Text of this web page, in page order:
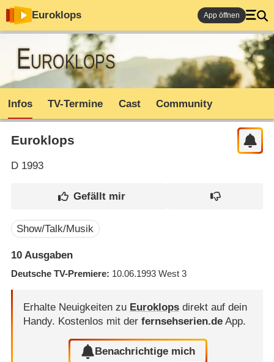
Euroklops App öffnen
Euroklops
Infos TV-Termine Cast Community
Euroklops
D1993
Show/Talk/Musik
10 Ausgaben
Deutsche TV-Premiere 10.06.1993 West 3
Erhalte Neuigkeiten zu Euroklopsdirekt auf dein
Handy. Kostenlos mit der fernsehserien.deApp.
Benachrichtige mich